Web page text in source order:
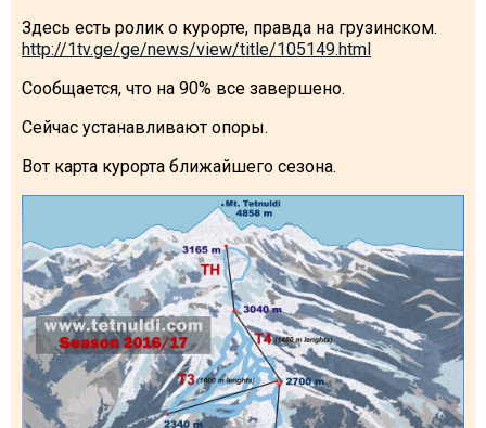
Здесь есть ролик о курорте, правда на грузинском.
http://1tv.ge/ge/news/view/title/105149.html
Сообщается, что на 90% все завершено.
Сейчас устанавливают опоры.
Вот карта курорта ближайшего сезона.
ПРОЖИВАНИЕ
Квартиры
Коттеджи
Долгосрочная аренда
Казбеги
Другое
ГРУЗИЯ
О Грузии
Визы и Документы